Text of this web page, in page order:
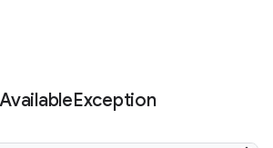
AvailableException